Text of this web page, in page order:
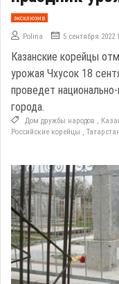
эксклюзив
Polina 5 сентября 2022
Казанские корейцы
урожая Чхусок 18
проведет
города.
Дом дружбы народов ,
Российские корейцы , Татарстан